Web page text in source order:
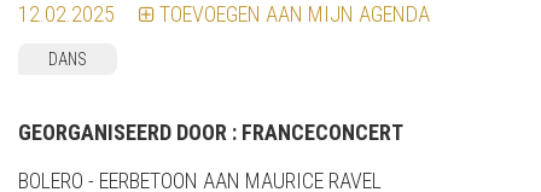
12.02.2025 TOEVOEGEN AAN MIJN AGENDA
DANS
GEORGANISEERD DOOR : FRANCECONCERT
BOLERO - EERBETOON AAN MAURICE RAVEL